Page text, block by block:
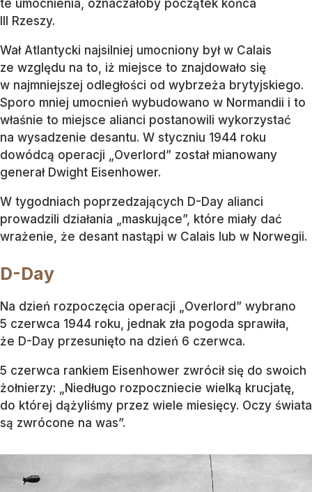
te umocnienia, oznaczałoby początek końca
III Rzeszy.
Wał Atlantycki najsilniej umocniony był w Calais
ze względu na to, iż miejsce to znajdowało się
w najmniejszej odległości od wybrzeża brytyjskiego.
Sporo mniej umocnień wybudowano w Normandii i to
właśnie to miejsce alianci postanowili wykorzystać
na wysadzenie desantu. W styczniu 1944 roku
dowódcą operacji „Overlord” został mianowany
generał Dwight Eisenhower.
W tygodniach poprzedzających D-Day alianci
prowadzili działania „maskujące”, które miały dać
wrażenie, że desant nastąpi w Calais lub w Norwegii.
D-Day
Na dzień rozpoczęcia operacji „Overlord” wybrano
5 czerwca 1944 roku, jednak zła pogoda sprawiła,
że D-Day przesunięto na dzień 6 czerwca.
5 czerwca rankiem Eisenhower zwrócił się do swoich
żołnierzy: „Niedługo rozpoczniecie wielką krucjatę,
do której dążyliśmy przez wiele miesięcy. Oczy świata
są zwrócone na was”.